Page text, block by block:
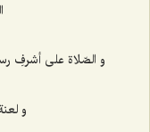
و الصّلاة علی أشرفِ
و